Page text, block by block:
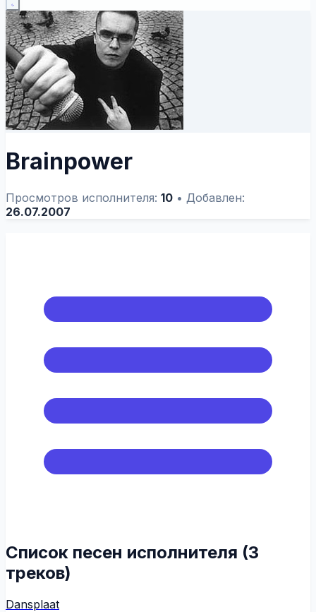
Brainpower
Просмотров исполнителя: 10 • Добавлен:
26.07.2007
Список песен исполнителя (3
треков)
Dansplaat